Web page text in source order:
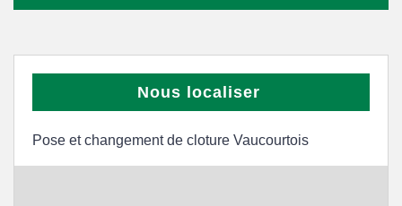
Nous localiser
Pose et changement de cloture Vaucourtois